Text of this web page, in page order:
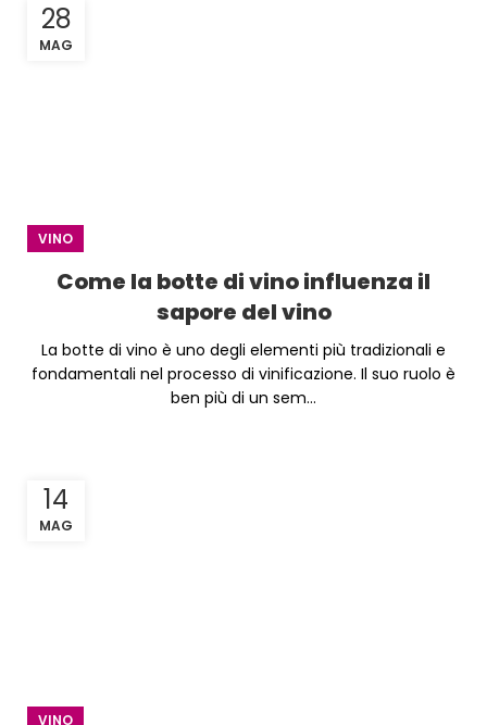
28
MAG
VINO
Come la botte di vino influenza il
sapore del vino
La botte di vino è uno degli elementi più tradizionali e
fondamentali nel processo di vinificazione. Il suo ruolo è
ben più di un sem...
14
MAG
VINO